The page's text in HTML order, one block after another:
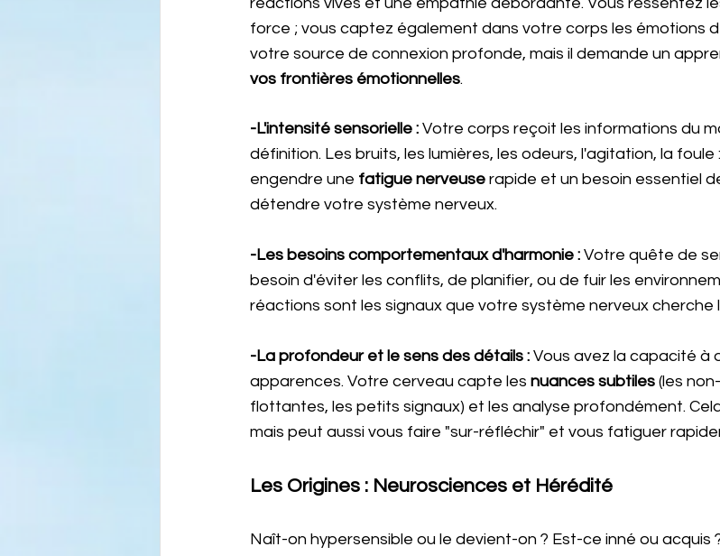
réactions vives et une empathie débordante. Vous ressentez
force ; vous captez également dans votre corps les émotions
votre source de connexion profonde, mais il demande un
vos frontières émotionnelles.
-L'intensité sensorielle : Votre corps reçoit les informations du
définition. Les bruits, les lumières, les odeurs, l'agitation, la
engendre une fatigue nerveuse rapide et un besoin essentiel
détendre votre système nerveux.
-Les besoins comportementaux d'harmonie : Votre quête de
besoin d'éviter les conflits, de planifier, ou de fuir les
réactions sont les signaux que votre système nerveux cherche
-La profondeur et le sens des détails : Vous avez la capacité à
apparences. Votre cerveau capte les nuances subtiles (les
flottantes, les petits signaux) et les analyse profondément.
mais peut aussi vous faire "sur-réfléchir" et vous fatiguer
Les Origines : Neurosciences et Hérédité
Naît-on hypersensible ou le devient-on ? Est-ce inné ou acquis